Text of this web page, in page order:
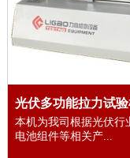
光伏多功能拉力试
本机为我司根据光伏行
电池组件等相关产...